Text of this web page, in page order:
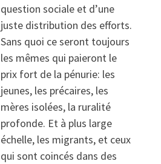
question sociale et d’une
juste distribution des efforts.
Sans quoi ce seront toujours
les mêmes qui paieront le
prix fort de la pénurie: les
jeunes, les précaires, les
mères isolées, la ruralité
profonde. Et à plus large
échelle, les migrants, et ceux
qui sont coincés dans des